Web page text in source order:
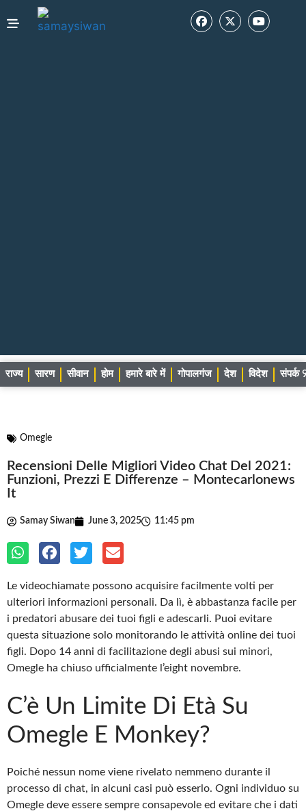
राज्य सारण सीवान होम हमारे बारे में गोपालगंज देश विदेश संपर्क
Omegle
Recensioni Delle Migliori Video Chat Del 2021:
Funzioni, Prezzi E Differenze – Montecarlonews
It
Samay Siwan June 3, 2025 11:45 pm
Le videochiamate possono acquisire facilmente volti per
ulteriori informazioni personali. Da lì, è abbastanza facile per
i predatori abusare dei tuoi figli e adescarli. Puoi evitare
questa situazione solo monitorando le attività online dei tuoi
figli. Dopo 14 anni di facilitazione degli abusi sui minori,
Omegle ha chiuso ufficialmente l’eight novembre.
C’è Un Limite Di Età Su
Omegle E Monkey?
Poiché nessun nome viene rivelato nemmeno durante il
processo di chat, in alcuni casi può esserlo. Ogni individuo su
Omegle deve essere sempre consapevole ed evitare che i dati